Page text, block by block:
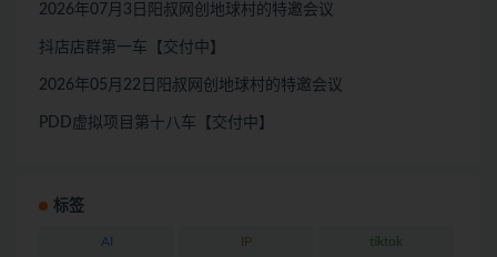
2026年07月3日阳叔网创地球村的特邀会议
抖店店群第一车【交付中】
2026年05月22日阳叔网创地球村的特邀会议
PDD虚拟项目第十八车【交付中】
标签
AI IP tiktok